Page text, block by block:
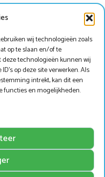
wij technologieën zoals
op te slaan en/of te
technologieën kunnen wij
op deze site verwerken. Als
intrekt, kan dit een
functies en mogelijkheden.
info
Marveld
App
bij Marveld?